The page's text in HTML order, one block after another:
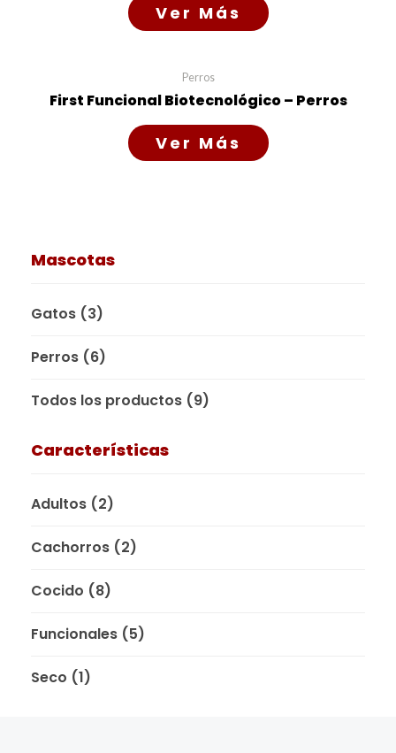
Mascotas
Gatos (3)
Perros (6)
Todos los productos (9)
Características
Adultos (2)
Cachorros (2)
Cocido (8)
Funcionales (5)
Seco (1)
Read more
Perros
First Funcional Biotecnológico – Perros
Read more